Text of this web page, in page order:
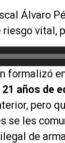
Álvaro
vital,
formalizó
años de
pero
se les
de